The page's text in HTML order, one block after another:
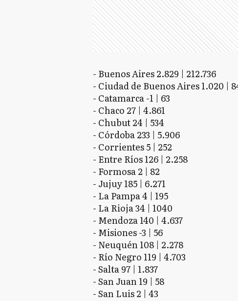
- Buenos Aires 2.829 | 212.736
- Ciudad de Buenos Aires 1.020 |
- Catamarca -1 | 63
- Chaco 27 | 4.861
- Chubut 24 | 534
- Córdoba 233 | 5.906
- Corrientes 5 | 252
- Entre Ríos 126 | 2.258
- Formosa 2 | 82
- Jujuy 185 | 6.271
- La Pampa 4 | 195
- La Rioja 34 | 1040
- Mendoza 140 | 4.637
- Misiones -3 | 56
- Neuquén 108 | 2.278
- Río Negro 119 | 4.703
- Salta 97 | 1.837
- San Juan 19 | 58
- San Luis 2 | 43